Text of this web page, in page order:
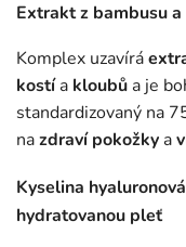
Extrakt z bambusu
Komplex uzavírá
kostía kloubů a je
standardizovaný na
nazdraví pokožky a
Kyselina
hydratovanou pleť